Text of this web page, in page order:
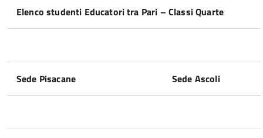
Elenco studenti Educatori tra Pari – Classi Quarte
Sede Pisacane Sede Ascoli